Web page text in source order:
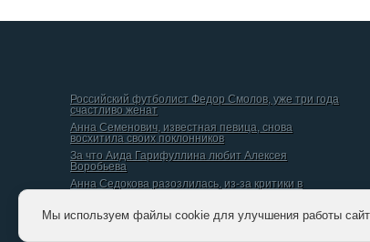
Российский футболист Федор Смолов, уже три года
счастливо женат
Анна Семенович, известная певица, снова
восхитила своих поклонников
За что Аида Гарифуллина любит Алексея
Воробьева
Анна Седокова разозлилась, из-за критики в
Даниил Вершинин, рассказал о том, какой он видит
идеальную женщину
Мы используем файлы cookie для улучшения работы